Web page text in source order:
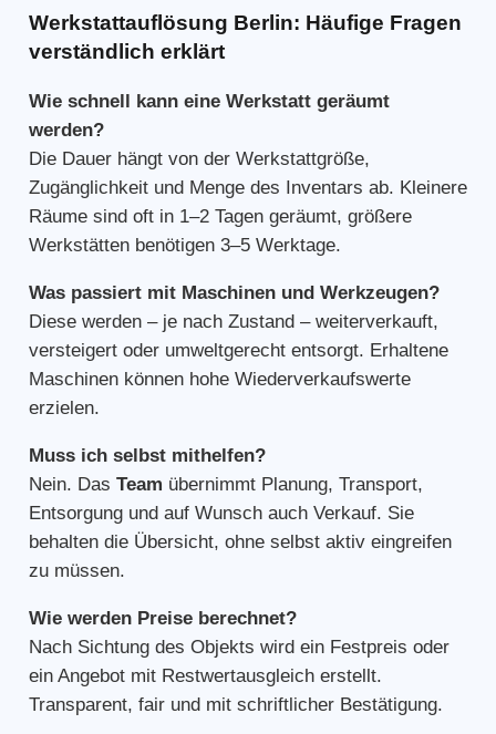
Werkstattauflösung Berlin: Häufige Fragen
verständlich erklärt
Wie schnell kann eine Werkstatt geräumt
werden?
Die Dauer hängt von der Werkstattgröße,
Zugänglichkeit und Menge des Inventars ab. Kleinere
Räume sind oft in 1–2 Tagen geräumt, größere
Werkstätten benötigen 3–5 Werktage.
Was passiert mit Maschinen und Werkzeugen?
Diese werden – je nach Zustand – weiterverkauft,
versteigert oder umweltgerecht entsorgt. Erhaltene
Maschinen können hohe Wiederverkaufswerte
erzielen.
Muss ich selbst mithelfen?
Nein. Das Team übernimmt Planung, Transport,
Entsorgung und auf Wunsch auch Verkauf. Sie
behalten die Übersicht, ohne selbst aktiv eingreifen
zu müssen.
Wie werden Preise berechnet?
Nach Sichtung des Objekts wird ein Festpreis oder
ein Angebot mit Restwertausgleich erstellt.
Transparent, fair und mit schriftlicher Bestätigung.